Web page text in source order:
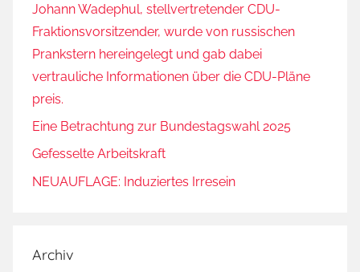
Johann Wadephul, stellvertretender CDU-
Fraktionsvorsitzender, wurde von russischen
Prankstern hereingelegt und gab dabei
vertrauliche Informationen über die CDU-Pläne
preis.
Eine Betrachtung zur Bundestagswahl 2025
Gefesselte Arbeitskraft
NEUAUFLAGE: Induziertes Irresein
Archiv